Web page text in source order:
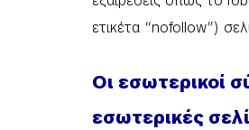
ετικέτα “nofollow”)
Οι εσωτερικοί
εσωτερικές